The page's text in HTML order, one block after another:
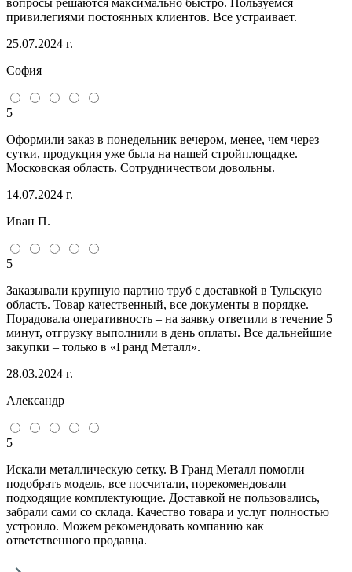
привилегиями постоянных клиентов. Все устраивает.
25.07.2024 г.
София
5
Оформили заказ в понедельник вечером, менее, чем через
сутки, продукция уже была на нашей стройплощадке.
Московская область. Сотрудничеством довольны.
14.07.2024 г.
Иван П.
5
Заказывали крупную партию труб с доставкой в Тульскую
область. Товар качественный, все документы в порядке.
Порадовала оперативность – на заявку ответили в течение 5
минут, отгрузку выполнили в день оплаты. Все дальнейшие
закупки – только в «Гранд Металл».
28.03.2024 г.
Александр
5
Искали металлическую сетку. В Гранд Металл помогли
подобрать модель, все посчитали, порекомендовали
подходящие комплектующие. Доставкой не пользовались,
забрали сами со склада. Качество товара и услуг полностью
устроило. Можем рекомендовать компанию как
ответственного продавца.